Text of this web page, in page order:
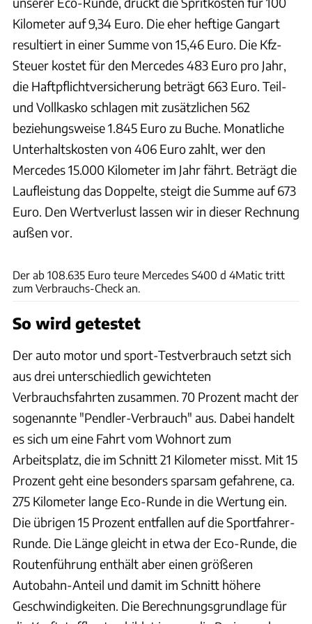
Kilometer auf 9,34 Euro. Die eher heftige Gangart
resultiert in einer Summe von 15,46 Euro. Die Kfz-
Steuer kostet für den Mercedes 483 Euro pro Jahr,
die Haftpflichtversicherung beträgt 663 Euro. Teil-
und Vollkasko schlagen mit zusätzlichen 562
beziehungsweise 1.845 Euro zu Buche. Monatliche
Unterhaltskosten von 406 Euro zahlt, wer den
Mercedes 15.000 Kilometer im Jahr fährt. Beträgt die
Laufleistung das Doppelte, steigt die Summe auf 673
Euro. Den Wertverlust lassen wir in dieser Rechnung
außen vor.
Der ab 108.635 Euro teure Mercedes S400 d 4Matic tritt
zum Verbrauchs-Check an.
So wird getestet
Der auto motor und sport-Testverbrauch setzt sich
aus drei unterschiedlich gewichteten
Verbrauchsfahrten zusammen. 70 Prozent macht der
sogenannte "Pendler-Verbrauch" aus. Dabei handelt
es sich um eine Fahrt vom Wohnort zum
Arbeitsplatz, die im Schnitt 21 Kilometer misst. Mit 15
Prozent geht eine besonders sparsam gefahrene, ca.
275 Kilometer lange Eco-Runde in die Wertung ein.
Die übrigen 15 Prozent entfallen auf die Sportfahrer-
Runde. Die Länge gleicht in etwa der Eco-Runde, die
Routenführung enthält aber einen größeren
Autobahn-Anteil und damit im Schnitt höhere
Geschwindigkeiten. Die Berechnungsgrundlage für